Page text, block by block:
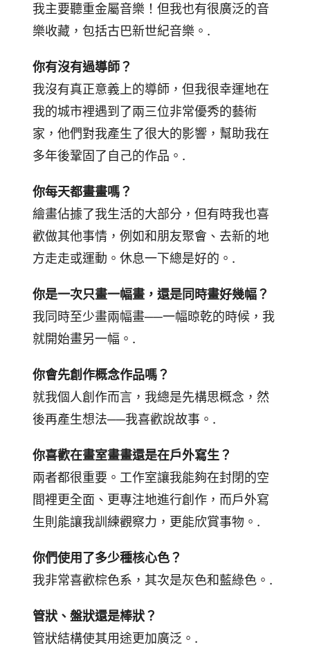
我主要聽重金屬音樂！但我也有很廣泛的音
樂收藏，包括古巴新世紀音樂。.
你有沒有過導師？
我沒有真正意義上的導師，但我很幸運地在
我的城市裡遇到了兩三位非常優秀的藝術
家，他們對我產生了很大的影響，幫助我在
多年後鞏固了自己的作品。.
你每天都畫畫嗎？
繪畫佔據了我生活的大部分，但有時我也喜
歡做其他事情，例如和朋友聚會、去新的地
方走走或運動。休息一下總是好的。.
你是一次只畫一幅畫，還是同時畫好幾幅？
我同時至少畫兩幅畫──一幅晾乾的時候，我
就開始畫另一幅。.
你會先創作概念作品嗎？
就我個人創作而言，我總是先構思概念，然
後再產生想法──我喜歡說故事。.
你喜歡在畫室畫畫還是在戶外寫生？
兩者都很重要。工作室讓我能夠在封閉的空
間裡更全面、更專注地進行創作，而戶外寫
生則能讓我訓練觀察力，更能欣賞事物。.
你們使用了多少種核心色？
我非常喜歡棕色系，其次是灰色和藍綠色。.
管狀、盤狀還是棒狀？
管狀結構使其用途更加廣泛。.